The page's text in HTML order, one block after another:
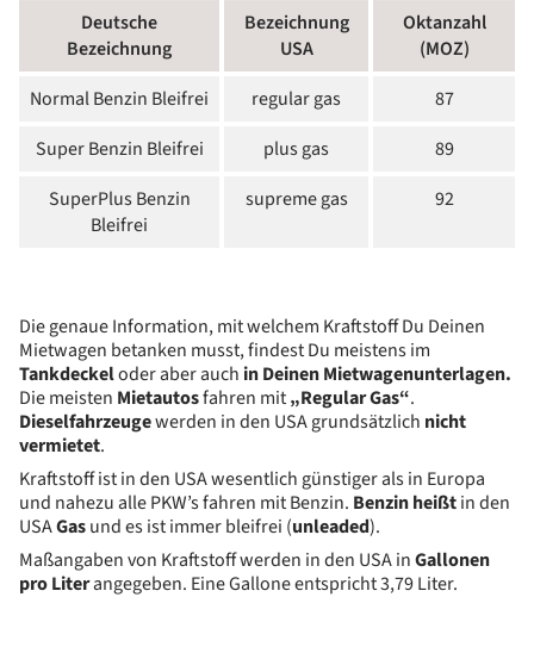
Deutsche
Bezeichnung
Bezeichnung
USA
Oktanzahl
(MOZ)
Normal Benzin Bleifrei
regular gas
87
Super Benzin Bleifrei
plus gas
89
SuperPlus Benzin
Bleifrei
supreme gas 92
Die genaue Information, mit welchem Kraftstoff Du Deinen
Mietwagen betanken musst, findest Du meistens im
Tankdeckeloder aber auch in Deinen Mietwagenunterlagen.
Die meisten Mietautosfahren mit„Regular Gas“.
Dieselfahrzeugewerden in den USA grundsätzlich nicht
vermietet.
Kraftstoff ist in den USA wesentlich günstiger als in Europa
und nahezu alle PKW’s fahren mit Benzin. Benzinheißtin den
USAGasund es ist immer bleifrei (unleaded).
Maßangaben von Kraftstoff werden in den USA inGallonen
pro Literangegeben. Eine Gallone entspricht 3,79 Liter.